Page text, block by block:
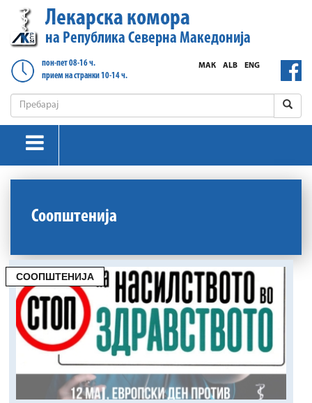
Лекарска комора
на Република Северна Македонија
пон-пет 08-16 ч.
прием на странки 10-14 ч.
ENG
ALB
МАК
Соопштенија
СООПШТЕНИЈА